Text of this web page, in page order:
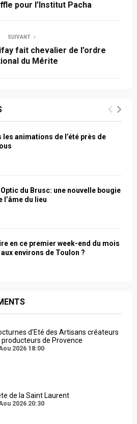
pour l’Institut Pacha
SUIVANT
fait chevalier de l’ordre
du Mérite
les animations de l’été près de
du Brusc: une nouvelle bougie
l’âme du lieu
en ce premier week-end du mois
aux environs de Toulon ?
d'Eté des Artisans créateurs
producteurs de Provence
2026 18:00
de la Saint Laurent
2026 20:30